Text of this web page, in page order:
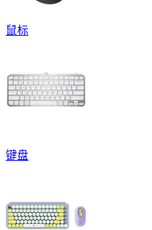
鼠标
键盘